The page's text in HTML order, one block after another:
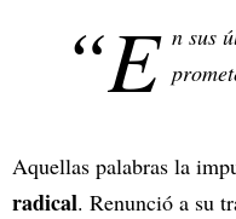
“E n sus
Aquellas palabras la
radical. Renunció a su